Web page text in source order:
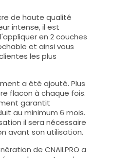
de haute qualité
intense, il est
en 2 couches
et ainsi vous
les plus
a été ajouté. Plus
flacon à chaque fois.
garantit
au minimum 6 mois.
il sera nécessaire
avant son utilisation.
de CNAILPRO a